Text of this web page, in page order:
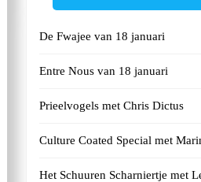
De Fwajee van 18 januari
Entre Nous van 18 januari
Prieelvogels met Chris Dictus
Culture Coated Special met
Het Schuuren Scharniertje met